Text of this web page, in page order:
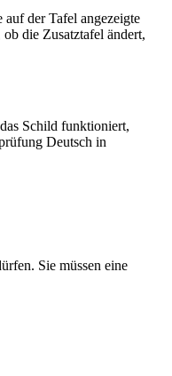
der Tafel angezeigte
die Zusatztafel ändert,
Schild funktioniert,
Deutsch in
Sie müssen eine